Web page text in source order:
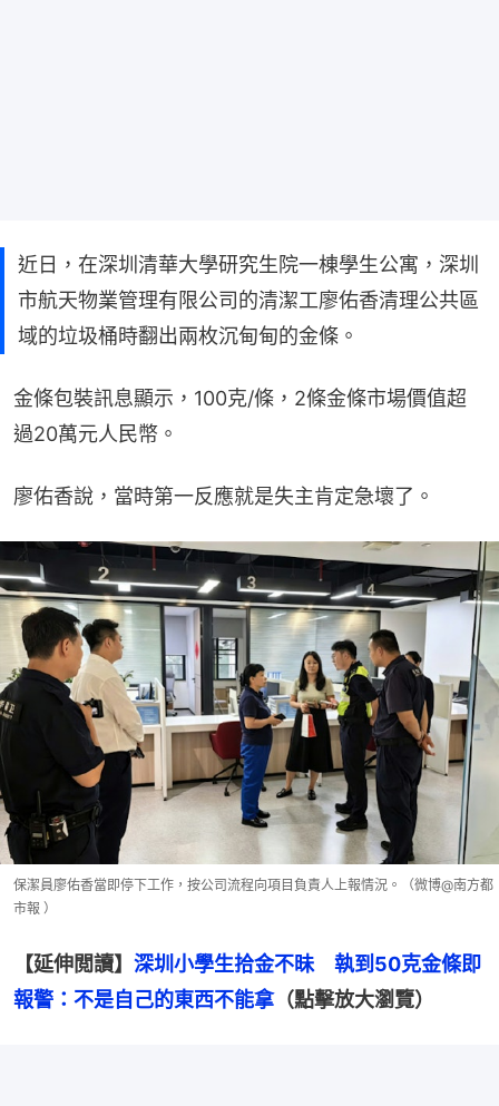
近日，在深圳清華大學研究生院一棟學生公寓，深圳
市航天物業管理有限公司的清潔工廖佑香清理公共區
域的垃圾桶時翻出兩枚沉甸甸的金條。
金條包裝訊息顯示，100克/條，2條金條市場價值超
過20萬元人民幣。
廖佑香說，當時第一反應就是失主肯定急壞了。
保潔員廖佑香當即停下工作，按公司流程向項目負責人上報情況。（微博@南方都
市報 ）
【延伸閲讀】 深圳小學生拾金不昧　執到50克金條即
報警：不是自己的東西不能拿（點擊放大瀏覽）